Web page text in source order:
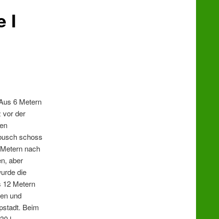
I
6 Metern
vor der
schoss
nach
aber
die
12 Metern
und
Beim